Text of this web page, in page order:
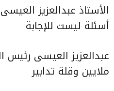
الأستاذ عبدالعزيز
أسئلة ليست للإجابة
عبدالعزيز العيسى رئيس
ملايين وقلة تدابير